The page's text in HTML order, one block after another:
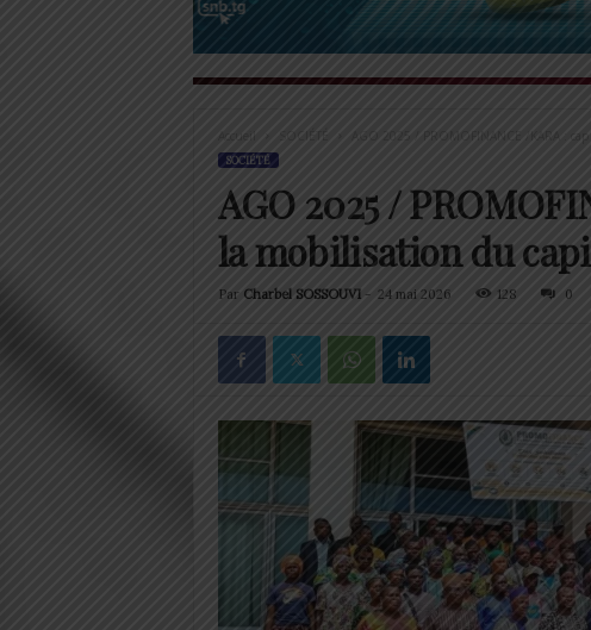
Accueil AGO 2025 / PROMOFINANCE /KARA :
SOCIÉTÉ
AGO 2025 /
la mobilisation du
Par Charbel SOSSOUVI- 24 mai 2026 128 0